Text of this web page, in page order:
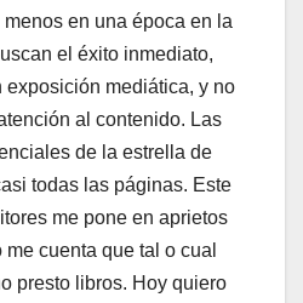
en una época en la
el éxito inmediato,
exposición mediática, y no
al contenido. Las
de la estrella de
todas las páginas. Este
me pone en aprietos
cuenta que tal o cual
presto libros. Hoy quiero